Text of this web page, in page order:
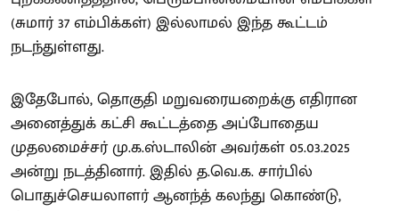
(சுமார் 37 எம்பிக்கள்) இல்லாமல் இந்த கூட்டம்
நடந்துள்ளது.
இதேபோல், தொகுதி மறுவரையறைக்கு எதிரான
அனைத்துக் கட்சி கூட்டத்தை அப்போதைய
முதலமைச்சர் மு.க.ஸ்டாலின் அவர்கள் 05.03.2025
அன்று நடத்தினார். இதில் த.வெ.க. சார்பில்
பொதுச்செயலாளர் ஆனந்த் கலந்து கொண்டு,